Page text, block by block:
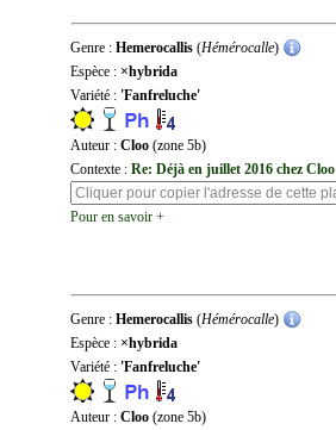
Genre : Hemerocallis (Hémérocalle)
Espèce : ×hybrida
Variété : 'Fanfreluche'
Auteur : Cloo (zone 5b)
Contexte : Re: Déjà en juillet 2016 chez Cloo
Pour en savoir +
Genre : Hemerocallis (Hémérocalle)
Espèce : ×hybrida
Variété : 'Fanfreluche'
Auteur : Cloo (zone 5b)